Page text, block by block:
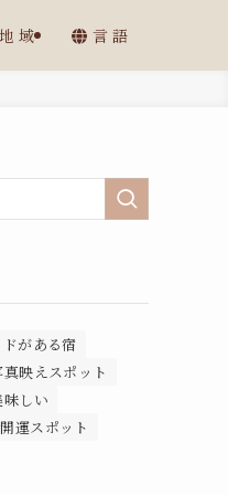
地域 言語
がある宿
真映えスポット
しい
運スポット